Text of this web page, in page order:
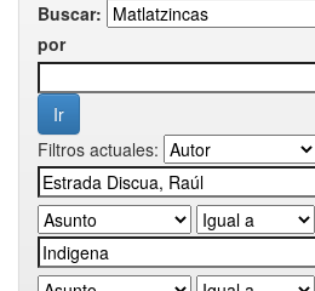
Buscar:
por
Filtros actuales: